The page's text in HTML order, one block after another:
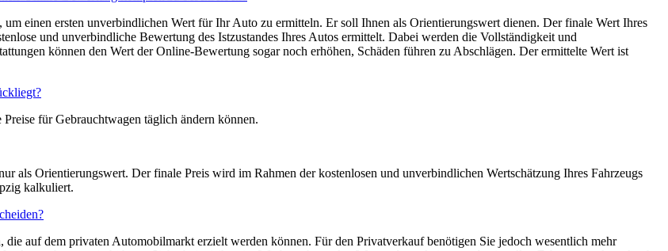
einen ersten unverbindlichen Wert für Ihr Auto zu ermitteln. Er soll Ihnen als Orientierungswert dienen. Der finale Wert Ihres
und unverbindliche Bewertung des Istzustandes Ihres Autos ermittelt. Dabei werden die Vollständigkeit und
können den Wert der Online-Bewertung sogar noch erhöhen, Schäden führen zu Abschlägen. Der ermittelte Wert ist
für Gebrauchtwagen täglich ändern können.
als Orientierungswert. Der finale Preis wird im Rahmen der kostenlosen und unverbindlichen Wertschätzung Ihres Fahrzeugs
kalkuliert.
auf dem privaten Automobilmarkt erzielt werden können. Für den Privatverkauf benötigen Sie jedoch wesentlich mehr